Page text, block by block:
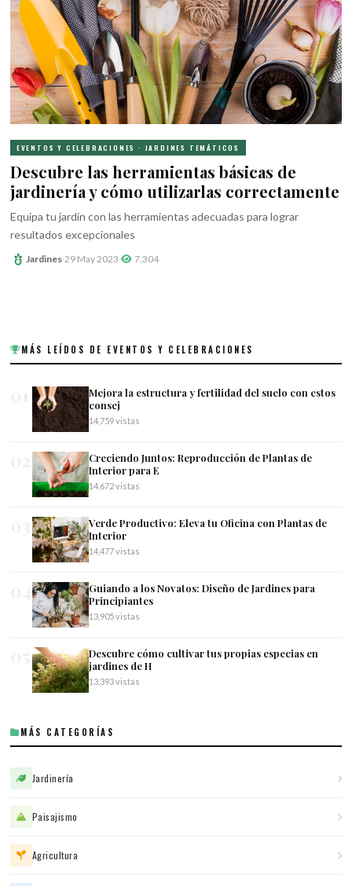
EVENTOS Y CELEBRACIONES · JARDINES TEMÁTICOS
Descubre las herramientas básicas de
jardinería y cómo utilizarlas correctamente
Equipa tu jardín con las herramientas adecuadas para lograr
resultados excepcionales
Jardines·29 May 2023· 7,304
MÁS LEÍDOS DE EVENTOS Y CELEBRACIONES
Mejora la estructura y fertilidad del suelo con estos
consej
14,759 vistas
Creciendo Juntos: Reproducción de Plantas de
Interior para E
14,672 vistas
Verde Productivo: Eleva tu Oficina con Plantas de
Interior
14,477 vistas
Guiando a los Novatos: Diseño de Jardines para
Principiantes
13,905 vistas
Descubre cómo cultivar tus propias especias en
jardines de H
13,393 vistas
MÁS CATEGORÍAS
Jardinería
Paisajismo
Agricultura